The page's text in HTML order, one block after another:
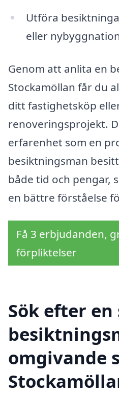
Utföra
eller
Genom att anlita en
Stockamöllan får du
ditt fastighetsköp
renoveringsprojekt.
erfarenhet som en
besiktningsman
både tid och pengar,
en bättre förståelse
Få 3 erbjudanden,
förpliktelser
Sök efter
omgivande